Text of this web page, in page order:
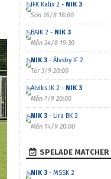
IFK Kalix 2 - NIK 3
Sön 16/8 18:00
BAIK 2 - NIK 3
Mån 24/8 19:30
NIK 3- Älvsby IF 2
Tor 3/9 20:00
Alviks IK 2 - NIK 3
Mån 7/9 20:00
NIK 3- Lira BK 2
Mån 14/9 20:00
SPELADE MATCHER
NIK 3- MSSK 2